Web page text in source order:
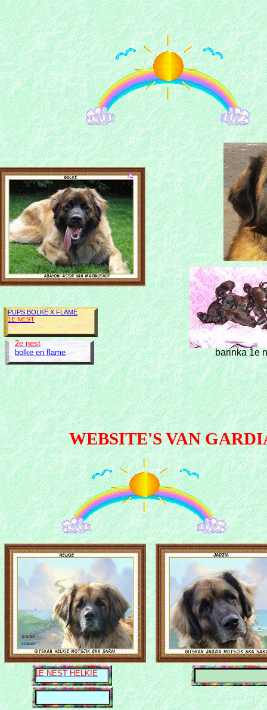
WEBSITE'S VAN
PUPS BOLKE X FLAME
1E NEST
2e nest
bolke en flame
barinka 1e
1E NEST HELKIE